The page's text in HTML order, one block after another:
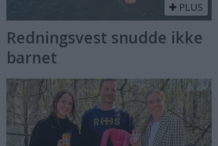
PLUS
Redningsvest snudde ikke
barnet